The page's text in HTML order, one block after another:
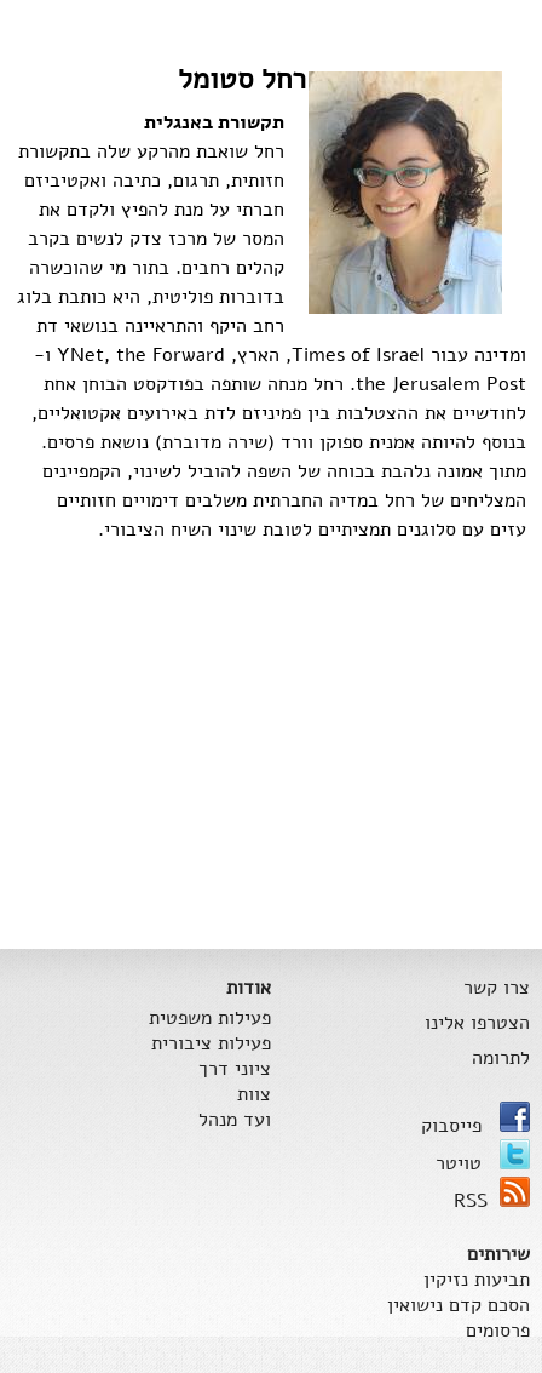
רחל סטומל
תקשורת באנגלית
רחל שואבת מהרקע שלה בתקשורת
חזותית, תרגום, כתיבה ואקטיביזם
חברתי על מנת להפיץ ולקדם את
המסר של מרכז צדק לנשים בקרב
קהלים רחבים. בתור מי שהוכשרה
בדוברות פוליטית, היא כותבת בלוג
רחב היקף והתראיינה בנושאי דת
ומדינה עבור Times of Israel, הארץ, YNet, the Forward ו-
the Jerusalem Post. רחל מנחה שותפה בפודקסט הבוחן אחת
לחודשיים את ההצטלבות בין פמיניזם לדת באירועים אקטואליים,
בנוסף להיותה אמנית ספוקן וורד (שירה מדוברת) נושאת פרסים.
מתוך אמונה נלהבת בכוחה של השפה להוביל לשינוי, הקמפיינים
המצליחים של רחל במדיה החברתית משלבים דימויים חזותיים
עזים עם סלוגנים תמציתיים לטובת שינוי השיח הציבורי.
צרו קשר
הצטרפו אלינו
לתרומה
פייסבוק
טויטר
RSS
אודות
פעילות משפטית
פעילות ציבורית
ציוני דרך
צוות
ועד מנהל
שירותים
תביעות נזיקין
הסכם קדם נישואין
פרסומים